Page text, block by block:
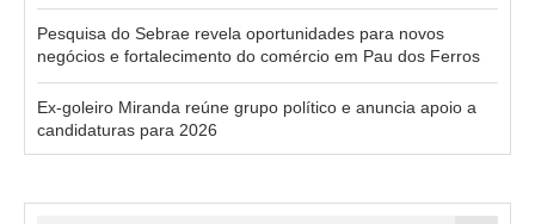
Pesquisa do Sebrae revela oportunidades para novos
negócios e fortalecimento do comércio em Pau dos Ferros
Ex-goleiro Miranda reúne grupo político e anuncia apoio a
candidaturas para 2026